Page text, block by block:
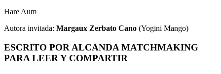
Hare Aum
Autora invitada: Margaux Zerbato Cano (Yogini Mango)
ESCRITO POR ALCANDA MATCHMAKING
PARA LEER Y COMPARTIR